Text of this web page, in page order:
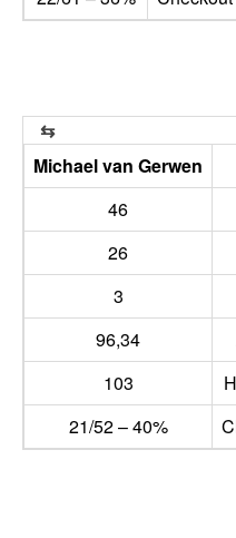
Michael van Gerwen
46
26
3
96,34
103
21/52 – 40%